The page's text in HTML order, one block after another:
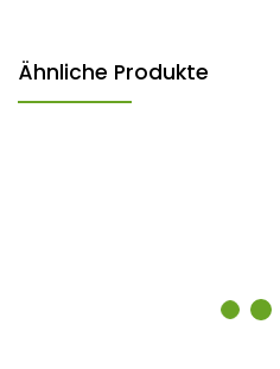
Ähnliche Produkte